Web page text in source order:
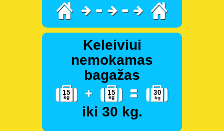
Keleiviui
nemokamas
bagažas
iki 30 kg.